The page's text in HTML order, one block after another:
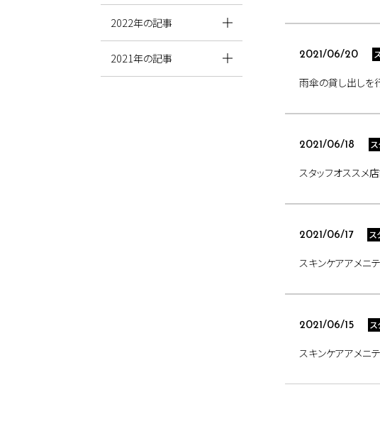
2021/06/20
雨傘の貸し出しを
2021/06/18
スタッフオススメ
2021/06/17 ス
スキンケアアメニ
2021/06/15 ス
スキンケアアメニ
2022年の記事
2021年の記事